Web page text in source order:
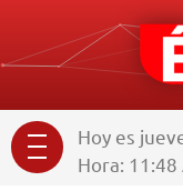
Hoy es
Hora: 11:48